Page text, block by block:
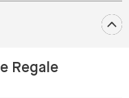
Regale